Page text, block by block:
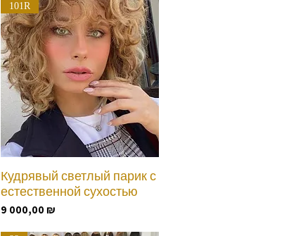
Быстрый просмотр
101R
Кудрявый светлый парик с
естественной сухостью
Цена
9 000,00 ₪